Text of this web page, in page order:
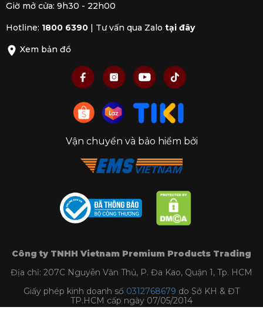
Giờ mở cửa: 9h30 - 22h00
Hotline: 1800 6390 Tư vấn qua Zalo tại đây
Xem bản đồ
Vận chuyển và bảo hiểm bởi
Công ty TNHH Vietnam Premium Products Trading
Địa chỉ: 207C Nguyễn Văn Thủ, P. Đa Kao, Quận 1, Tp. HCM
Giấy phép kinh doanh số 0312768679 do Sở KH & ĐT
TP.HCM cấp ngày 07/05/2014